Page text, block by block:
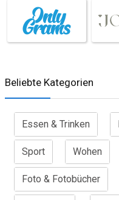
Beliebte Kategorien
Essen & Trinken
Sport Wohen
Foto & Fotobücher